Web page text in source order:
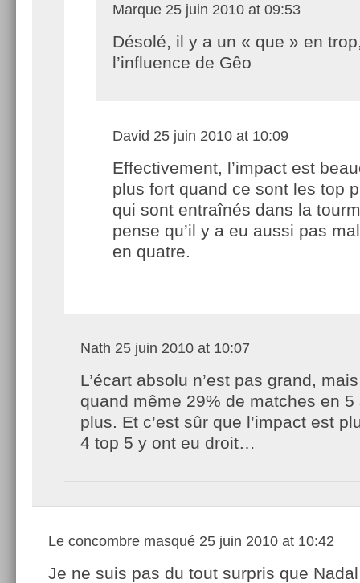
Marque 25 juin 2010 at 09:53
Désolé, il y a un « que » en
l’influence de Gêo
David 25 juin 2010 at 10:09
Effectivement, l’impact est
plus fort quand ce sont les top
qui sont entraînés dans la
pense qu’il y a eu aussi pas
en quatre.
Nath 25 juin 2010 at 10:07
L’écart absolu n’est pas grand,
quand même 29% de matches en 5
plus. Et c’est sûr que l’impact est
4 top 5 y ont eu droit…
Le concombre masqué 25 juin 2010 at 10:42
Je ne suis pas du tout surpris que